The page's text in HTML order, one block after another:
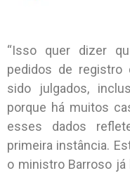
“Isso quer dizer
pedidos de registro
sido julgados,
porque há muitos
esses dados
primeira instância.
o ministro Barroso já